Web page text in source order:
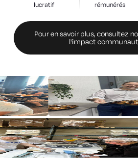
lucratif
rémunérés
Pour en savoir plus, consultez
l'impact